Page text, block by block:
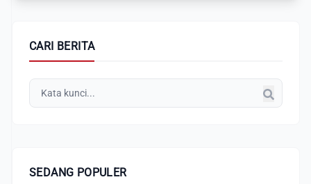
CARI BERITA
SEDANG POPULER